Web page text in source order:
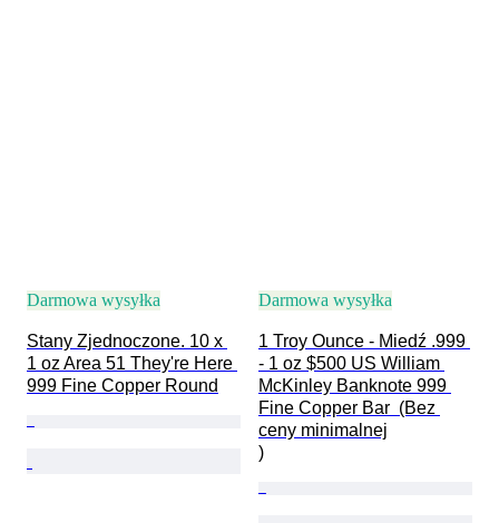
Darmowa wysyłka
Stany Zjednoczone. 10 x
1 oz Area 51 They're Here
999 Fine Copper Round
Darmowa wysyłka
1 Troy Ounce - Miedź .999
- 1 oz $500 US William
McKinley Banknote 999
Fine Copper Bar  (Bez
ceny minimalnej
)